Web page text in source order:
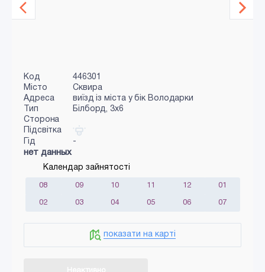
Код
446301
Місто
Сквира
Адреса
виїзд із міста у бік Володарки
Тип
Білборд, 3x6
Сторона
Підсвітка
Гід
-
нет данных
Календар зайнятості
08 09 10 11 12 01
02 03 04 05 06 07
показати на карті